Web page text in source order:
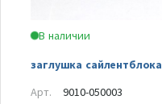
В наличии
заглушка сайлентблока
Арт.
9010-050003